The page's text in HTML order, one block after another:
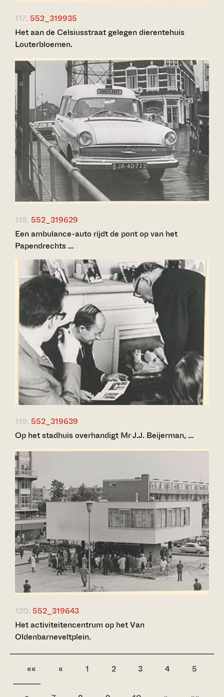
117. 552_319935
Het aan de Celsiusstraat gelegen dierentehuis
Louterbloemen.
118. 552_319629
Een ambulance-auto rijdt de pont op van het
Papendrechts …
119. 552_319639
Op het stadhuis overhandigt Mr J.J. Beijerman, …
120. 552_319643
Het activiteitencentrum op het Van
Oldenbarneveltplein.
«« « 1 2 3 4 5